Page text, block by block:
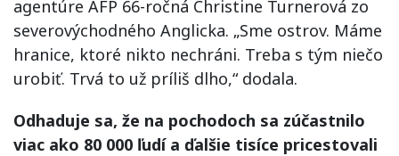
agentúre AFP 66-ročná Christine Turnerová zo
severovýchodného Anglicka. „Sme ostrov. Máme
hranice, ktoré nikto nechráni. Treba s tým niečo
urobiť. Trvá to už príliš dlho,“ dodala.
Odhaduje sa, že na pochodoch sa zúčastnilo
viac ako 80 000 ľudí a ďalšie tisíce pricestovali